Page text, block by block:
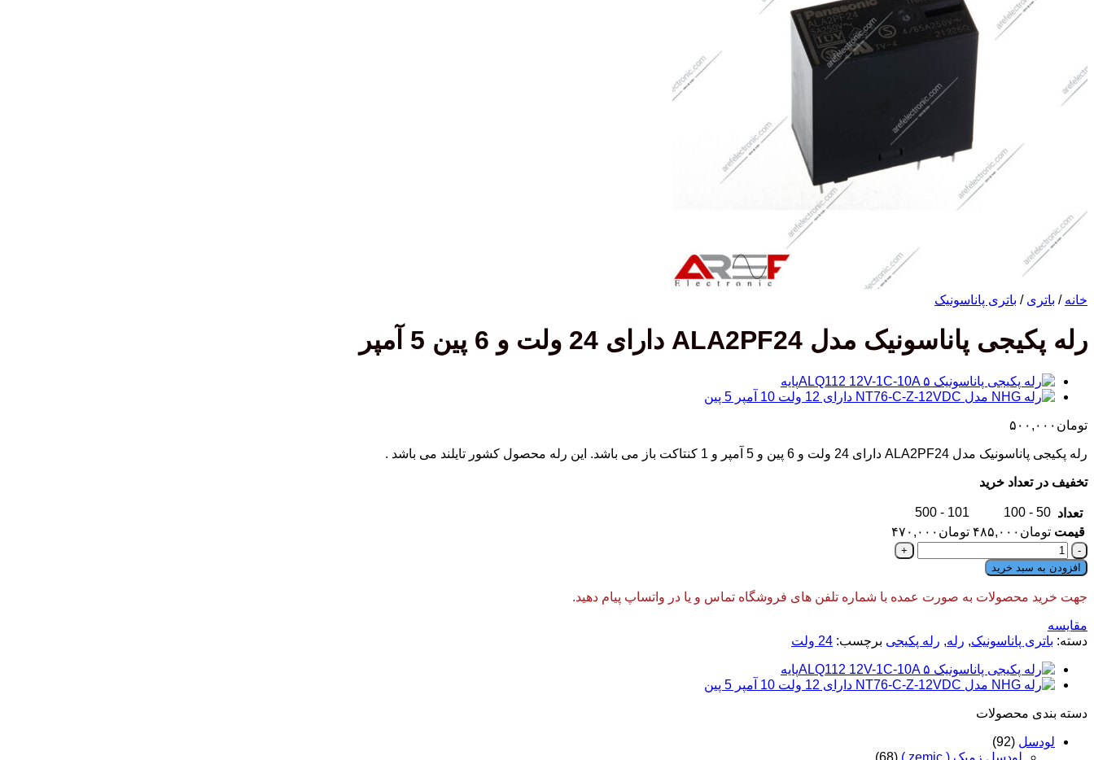
خانه / باتری / باتری پاناسونیک
رله پکیجی پاناسونیک مدل ALA2PF24 دارای 24 ولت و 6 پین 5 آمپر
تومان ۵۰۰,۰۰۰
رله پکیجی پاناسونیک مدل ALA2PF24 دارای 24 ولت و 6 پین و 5 آمپر و 1 کنتاکت باز می باشد. این رله محصول کشور تایلند می باشد .
تخفیف در تعداد خرید
تعداد 50 - 100
101 - 500
قیمت تومان ۴۸۵,۰۰۰ تومان ۴۷۰,۰۰۰
رله
پکیجی
پاناسونیک
مدل
دارای
24
و
6
5
عدد
افزودن به سبد خرید
جهت خرید محصولات به صورت عمده با شماره تلفن های فروشگاه تماس و یا در واتساپ پیام دهید.
مقایسه
دسته: باتری پاناسونیک, رله, رله پکیجی برچسب: 24 ولت
دسته‌ بندی محصولات
لودسل (92)
لودسل زمیک ( zemic )
(68)